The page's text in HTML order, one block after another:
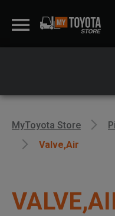
MyToyota Store
Valve,air